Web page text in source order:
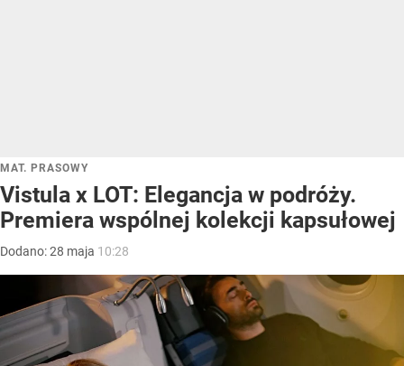
MAT. PRASOWY
Vistula x LOT: Elegancja w podróży.
Premiera wspólnej kolekcji kapsułowej
Dodano:28 maja 10:28